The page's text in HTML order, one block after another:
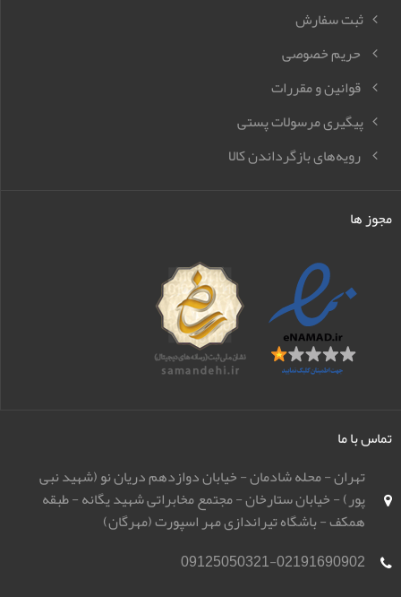
ثبت سفارش
حریم خصوصی
قوانین و مقررات
پیگیری مرسولات پستی
رویه‌های بازگرداندن کالا
مجوز ها
تماس با ما
تهران - محله شادمان - خیابان دوازدهم دریان نو (شهید نبی
پور) - خیابان ستارخان - مجتمع مخابراتی شهید یگانه - طبقه
همکف - باشگاه تیراندازی مهر اسپورت (مهرگان)
09125050321-02191690902